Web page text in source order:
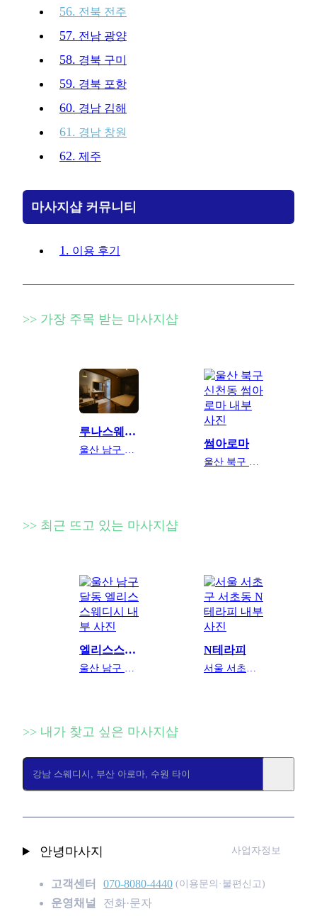
56. 전북 전주
57. 전남 광양
58. 경북 구미
59. 경북 포항
60. 경남 김해
61. 경남 창원
62. 제주
마사지샵 커뮤니티
1. 이용 후기
>> 가장 주목 받는 마사지샵
루나스웨디시
썸아로마
>> 최근 뜨고 있는 마사지샵
엘리스스웨디시 N테라피
>> 내가 찾고 싶은 마사지샵
안녕마사지 사업자정보
고객센터 070-8080-4440 (이용문의·불편신고)
운영채널
전화·문자